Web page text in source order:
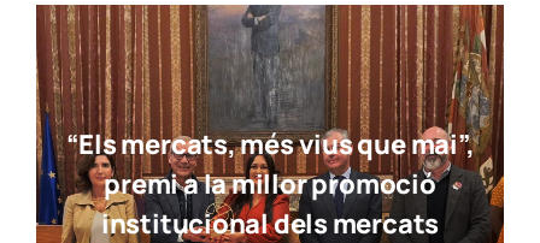
“Els mercats, més vius que mai”,
premi a la millor promoció
institucional dels mercats